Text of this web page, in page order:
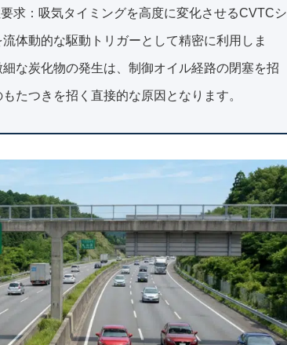
求：吸気タイミングを高度に変化させるCVTCシ
体動的な駆動トリガーとして精密に利用しま
な炭化物の発生は、制御オイル経路の閉塞を招
たつきを招く直接的な原因となります。